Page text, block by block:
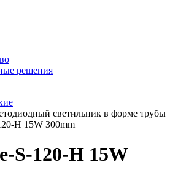
решения
светильник в форме трубы
H 15W 300mm
S-120-H 15W